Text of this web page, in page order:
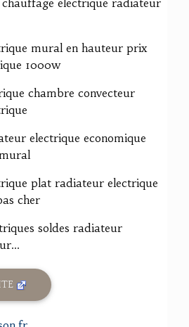
mural en hauteur prix
1000w
chambre convecteur
electrique economique
plat radiateur electrique
cher
soldes radiateur